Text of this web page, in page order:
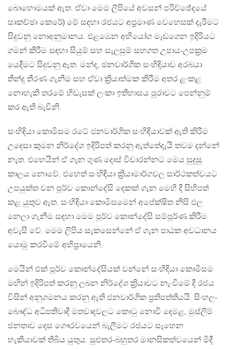
බොහොමයක් ඇත. ඒවා මෙම ලිපියේ අවසන් පරිච්ඡේදයේ
සාකච්ඡා කෙරේ) මේ සඳහා රජයට අප්‍රමාණ වෙහෙසක් දැරීමට
සිදුවනු නොඅනුමානය. එළඹෙන අභියෝග මැඬගෙන ඉදිරියට
ගමන් කිරීම සඳහා සියුම් සහ සැලසුම් සහගත උපාය-උපක්‍රම
යෙදීමට සිදුවනු ඇත. මන්ද, ජනවාර්ගික සංහිඳියාව අරබයා
තීන්දු තීරණ ගැනීම සහ ඒවා ක්‍රියාත්මක කිරීම අතර ළංකළ
නොහැකි තරමේ හිඩැසක් ලංකා ඉතිහාසය පුරාවට පෙන්නුම්
කර ඇති බැවිනි.
සංහිඳියා කොමිසම රටේ ජනවාර්ගික සංහිඳියාවක් ඇති කිරීම
උදෙසා කුමන නිර්දේශ ඉදිරිපත් කරනු ඇත්තේදැයි තවම දන්නේ
නැත. එහෙයින් ඒ ගැන ගුණ දොස් විචාරන්නට මෙය සුදුසු
කාලය නොවේ. එහෙත් සංහිඳියා ක්‍රියාමාර්ගවල සාර්ථකත්වයට
උපයුක්ත වන පූර්ව කොන්දේසි දෙකක් ගැන මෙහි දී සිහිපත්
කළ යුතුව ඇත. සංහිඳියා කොමිසමෙන් අපේක්ෂිත නිසි ඵල
නෙලා ගැනීම සඳහා මෙම පූර්ව කොන්දේසි සම්පූර්ණ කිරීම
අවැසි වේ. මෙම ලිපිය සැකසෙන්නේ ඒ ගැන පාඨක අවධානය
යොමු කරවීමේ අභිප්‍රායෙනි.
මෙයින් එක් පූර්ව කොන්දේසියක් වන්නේ සංහිඳියා කොමිසම
මඟින් ඉදිරිපත් කරනු ලබන නිර්දේශ ක්‍රියාවට නැංවීමේ දී රජය
විසින් අනුගමනය කරනු ඇති ජනවාර්ගික ප්‍රතිපත්තියයි. සිංහල-
බෞද්ධ අධිපතිවාදී මතවාදවලට කොටු නොවී දෙමළ, මුස්ලිම්
ජනතාව දෙස ගෞරවයෙන් බැලීමට රජයට සෑහෙන
හැකියාවක් තිබිය යුතුය. සුළුතර-බහුතර මානසිකත්වයෙන් මිදී